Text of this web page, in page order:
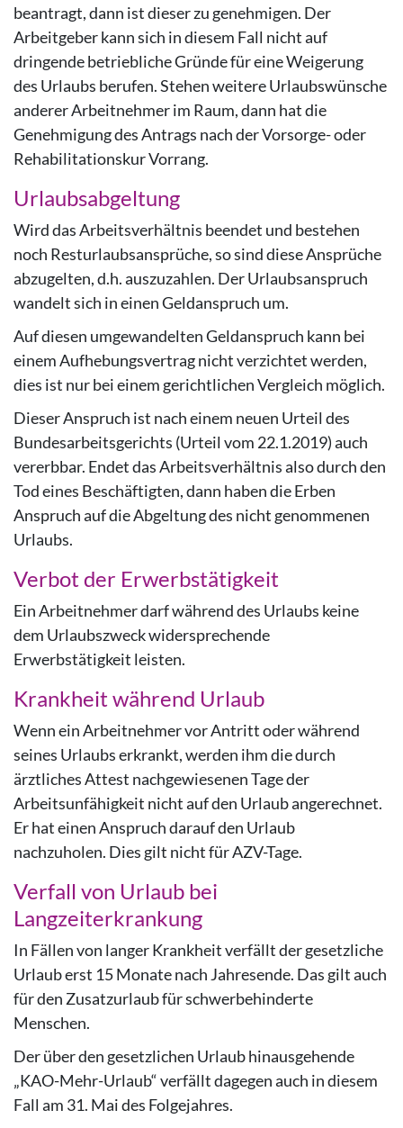
beantragt, dann ist dieser zu genehmigen. Der
Arbeitgeber kann sich in diesem Fall nicht auf
dringende betriebliche Gründe für eine Weigerung
des Urlaubs berufen. Stehen weitere Urlaubswünsche
anderer Arbeitnehmer im Raum, dann hat die
Genehmigung des Antrags nach der Vorsorge- oder
Rehabilitationskur Vorrang.
Urlaubsabgeltung
Wird das Arbeitsverhältnis beendet und bestehen
noch Resturlaubsansprüche, so sind diese Ansprüche
abzugelten, d.h. auszuzahlen. Der Urlaubsanspruch
wandelt sich in einen Geldanspruch um.
Auf diesen umgewandelten Geldanspruch kann bei
einem Aufhebungsvertrag nicht verzichtet werden,
dies ist nur bei einem gerichtlichen Vergleich möglich.
Dieser Anspruch ist nach einem neuen Urteil des
Bundesarbeitsgerichts (Urteil vom 22.1.2019) auch
vererbbar. Endet das Arbeitsverhältnis also durch den
Tod eines Beschäftigten, dann haben die Erben
Anspruch auf die Abgeltung des nicht genommenen
Urlaubs.
Verbot der Erwerbstätigkeit
Ein Arbeitnehmer darf während des Urlaubs keine
dem Urlaubszweck widersprechende
Erwerbstätigkeit leisten.
Krankheit während Urlaub
Wenn ein Arbeitnehmer vor Antritt oder während
seines Urlaubs erkrankt, werden ihm die durch
ärztliches Attest nachgewiesenen Tage der
Arbeitsunfähigkeit nicht auf den Urlaub angerechnet.
Er hat einen Anspruch darauf den Urlaub
nachzuholen. Dies gilt nicht für AZV-Tage.
Verfall von Urlaub bei
Langzeiterkrankung
In Fällen von langer Krankheit verfällt der gesetzliche
Urlaub erst 15 Monate nach Jahresende. Das gilt auch
für den Zusatzurlaub für schwerbehinderte
Menschen.
Der über den gesetzlichen Urlaub hinausgehende
„KAO-Mehr-Urlaub“ verfällt dagegen auch in diesem
Fall am 31. Mai des Folgejahres.